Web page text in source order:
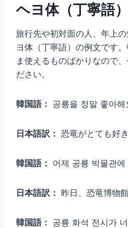
ヘヨ体（丁寧語）
旅行先や初対面の人、年上
ヨ体（丁寧語）の例文です
ま使えるものばかりなので
ださい。
韓国語： 공룡을 정말 좋아해
日本語訳： 恐竜がとても好き
韓国語： 어제 공룡 박물관
日本語訳： 昨日、恐竜博物
韓国語： 공룡 화석 전시가